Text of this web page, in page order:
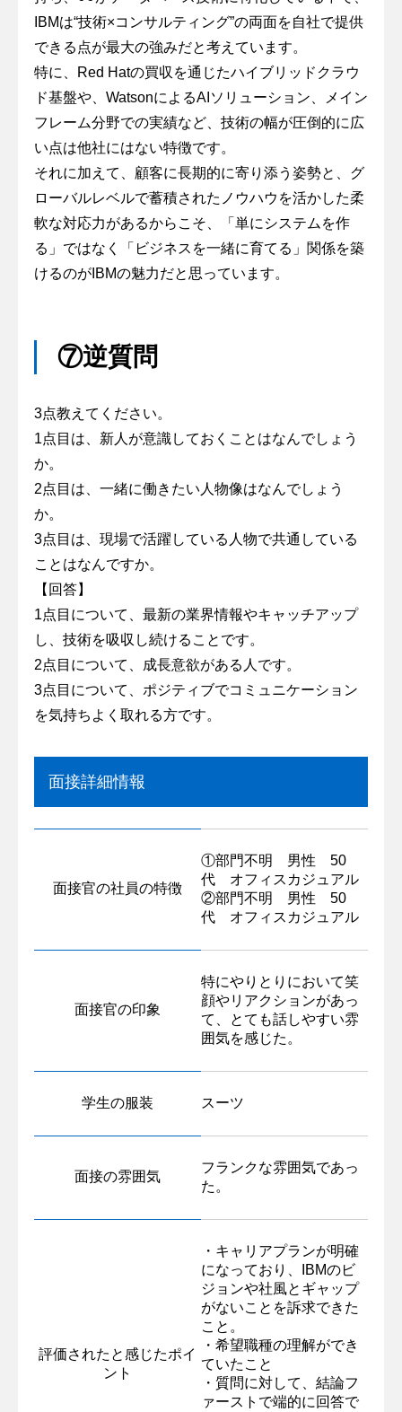
IBMは“技術×コンサルティング”の両面を自社で提供
できる点が最大の強みだと考えています。
特に、Red Hatの買収を通じたハイブリッドクラウ
ド基盤や、WatsonによるAIソリューション、メイン
フレーム分野での実績など、技術の幅が圧倒的に広
い点は他社にはない特徴です。
それに加えて、顧客に長期的に寄り添う姿勢と、グ
ローバルレベルで蓄積されたノウハウを活かした柔
軟な対応力があるからこそ、「単にシステムを作
る」ではなく「ビジネスを一緒に育てる」関係を築
けるのがIBMの魅力だと思っています。
⑦逆質問
3点教えてください。
1点目は、新人が意識しておくことはなんでしょう
か。
2点目は、一緒に働きたい人物像はなんでしょう
か。
3点目は、現場で活躍している人物で共通している
ことはなんですか。
【回答】
1点目について、最新の業界情報やキャッチアップ
し、技術を吸収し続けることです。
2点目について、成長意欲がある人です。
3点目について、ポジティブでコミュニケーション
を気持ちよく取れる方です。
面接詳細情報
面接官の社員の特徴
①部門不明 男性 50
代 オフィスカジュアル
②部門不明 男性 50
代 オフィスカジュアル
面接官の印象
特にやりとりにおいて笑
顔やリアクションがあっ
て、とても話しやすい雰
囲気を感じた。
学生の服装 スーツ
面接の雰囲気
フランクな雰囲気であっ
た。
評価されたと感じたポイ
ント
・キャリアプランが明確
になっており、IBMのビ
ジョンや社風とギャップ
がないことを訴求できた
こと。
・希望職種の理解ができ
ていたこと
・質問に対して、結論フ
ァーストで端的に回答で